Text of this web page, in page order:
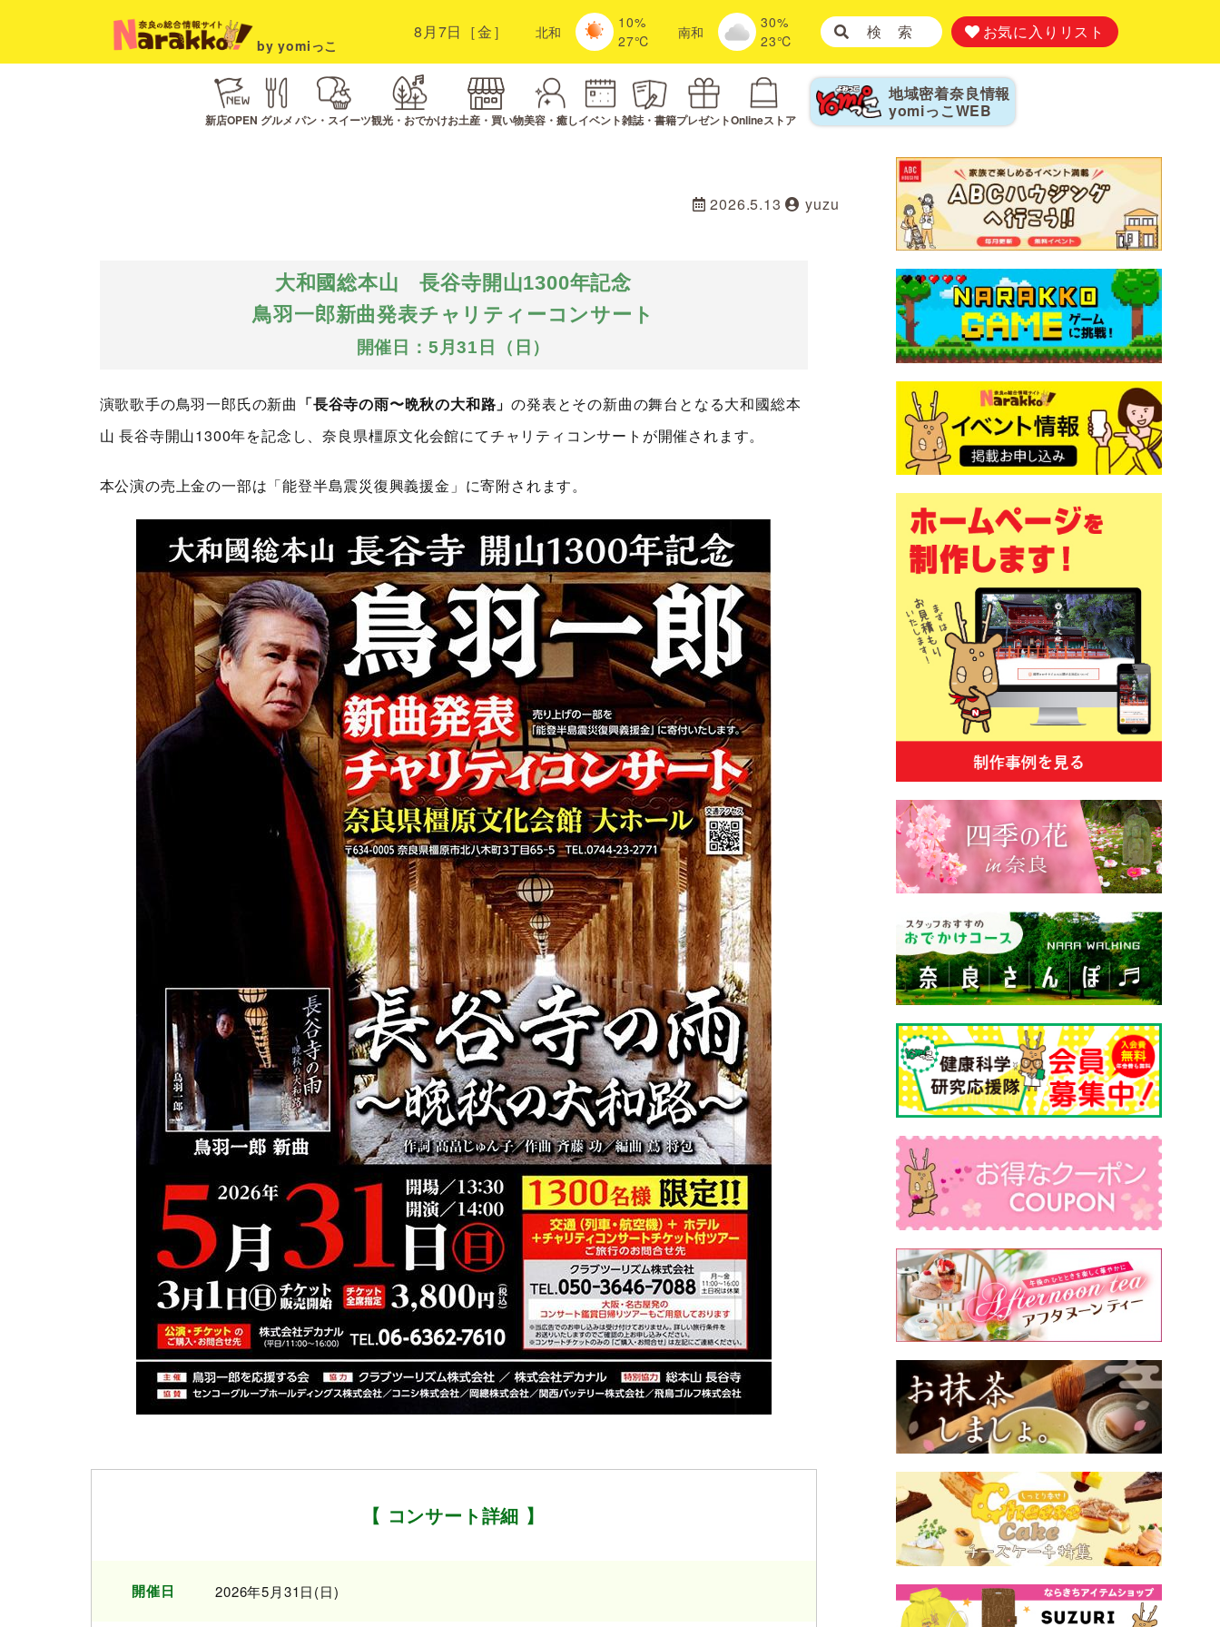
by yomiっこ
8月7日［金］ 北和
10%
27℃
南和
30%
23℃
検 索 お気に入りリスト
新店OPEN グルメ パン・スイーツ観光・おでかけお土産・買い物美容・癒しイベント雑誌・書籍プレゼントOnlineストア
地域密着奈良情報
yomiっこ WEB
2026.5.13 yuzu
大和國総本山 長谷寺開山1300年記念
鳥羽一郎新曲発表チャリティーコンサート
開催日：5月31日（日）
演歌歌手の鳥羽一郎氏の新曲 「長谷寺の雨〜晩秋の大和路」の発表とその新曲の舞台となる大和國総本
山 長谷寺開山1300年を記念し、奈良県橿原文化会館にてチャリティコンサートが開催されます。
本公演の売上金の一部は「能登半島震災復興義援金」に寄附されます。
【 コンサート詳細 】
開催日 2026年5月31日(日)